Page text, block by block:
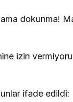
dokunma!
izin
ifade edildi: